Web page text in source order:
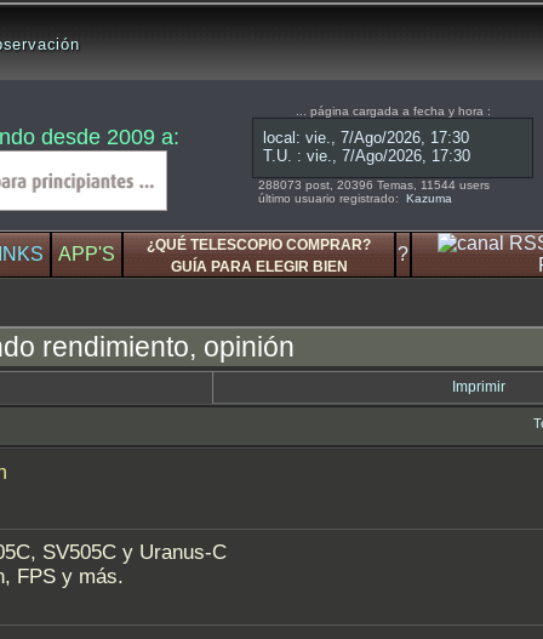
desde 2009 a:
... página cargada a fecha y hora :
288073 post, 20396 Temas, 11544 users
último usuario registrado: Kazuma
APP'S
¿QUÉ TELESCOPIO COMPRAR?
GUÍA PARA ELEGIR BIEN
?
rendimiento, opinión
Imprimir
SV505C y Uranus-C
FPS y más.